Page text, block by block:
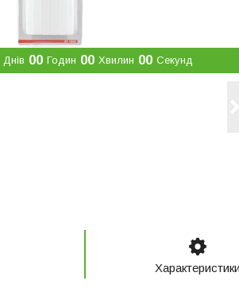
Днів 00 Годин 00 Хвилин 00 Секунд
Характеристики